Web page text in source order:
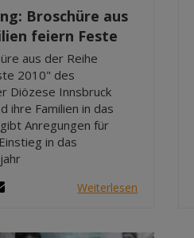
Broschüre aus
feiern Feste
aus der Reihe
2010" des
Diözese Innsbruck
ihre Familien in das
Anregungen für
in das
Weiterlesen